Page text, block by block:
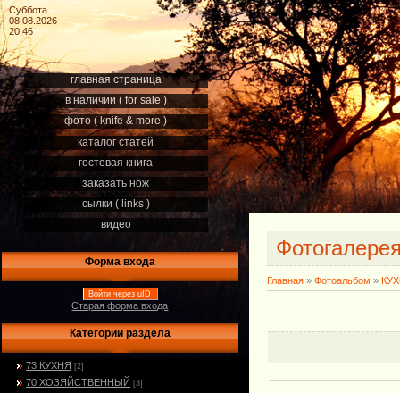
Суббота
08.08.2026
20:46
главная страница
в наличии ( for sale )
фото ( knife & more )
каталог статей
гостевая книга
заказать нож
сылки ( links )
видео
Форма входа
Войти через uID
Старая форма входа
Категории раздела
73 КУХНЯ [2]
70 ХОЗЯЙСТВЕННЫЙ [3]
Главная » Фотоальбом »